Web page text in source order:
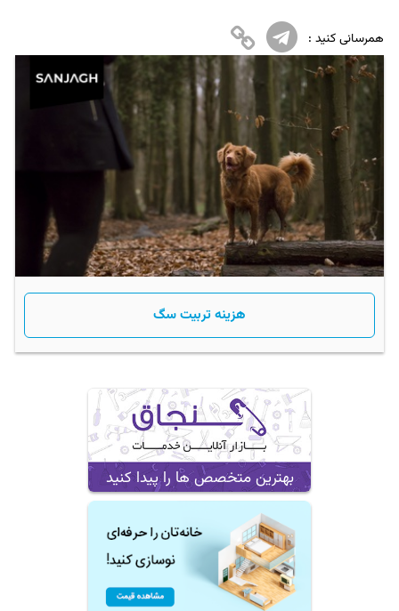
همرسانی کنید :
هزینه تربیت سگ
بهترین متخصص ها را پیدا کنید